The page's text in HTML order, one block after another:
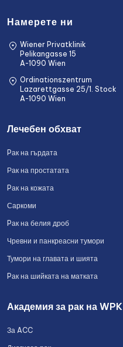
Намерете ни
Wiener Privatklinik
Pelikangasse 15
A-1090 Wien
Ordinationszentrum
Lazarettgasse 25/1. Stock
A-1090 Wien
Лечебен обхват
Pак на гърдата
Рак на простатата
Pак на кожата
Саркоми
Pак на белия дроб
Чревни и панкреасни тумори
Тумори на главата и шията
Pак на шийката на матката
Академия за рак на WPK
За ACC